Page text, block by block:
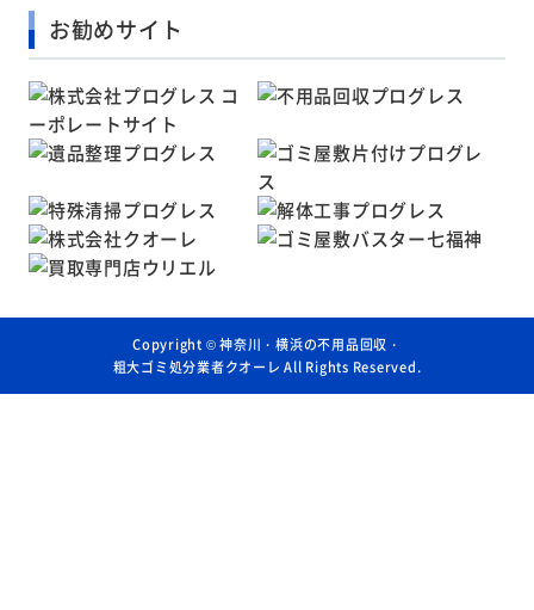
お勧めサイト
Copyright ©神奈川・横浜の不用品回収・
粗大ゴミ処分業者クオーレ All Rights Reserved.